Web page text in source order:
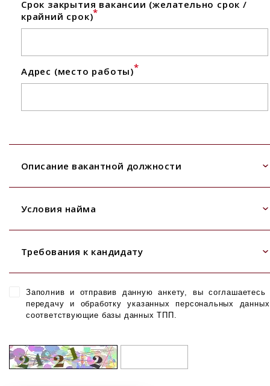
Срок закрытия вакансии (желательно срок /
крайний срок)*
Адрес (место работы)*
Описание вакантной должности
Условия найма
Требования к кандидату
Заполнив и отправив данную анкету, вы соглашаетесь
передачу и обработку указанных персональных
соответствующие базы данных ТПП.